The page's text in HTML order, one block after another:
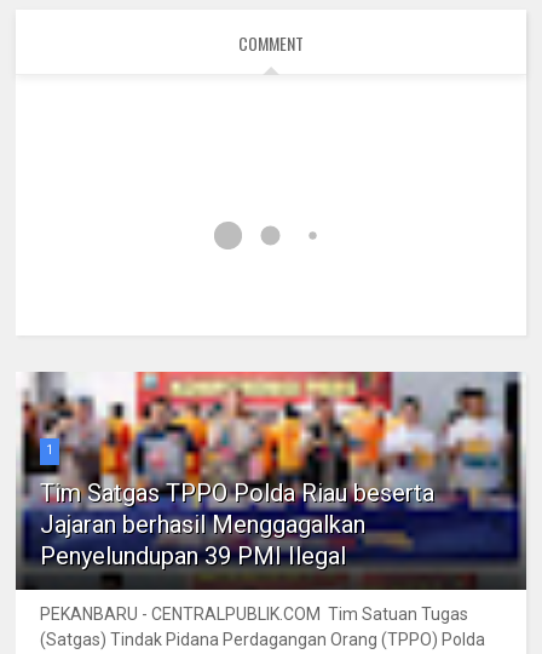
COMMENT
1
Tim Satgas TPPO Polda Riau beserta
Jajaran berhasil Menggagalkan
Penyelundupan 39 PMI Ilegal
PEKANBARU - CENTRALPUBLIK.COM Tim Satuan Tugas
(Satgas) Tindak Pidana Perdagangan Orang (TPPO) Polda